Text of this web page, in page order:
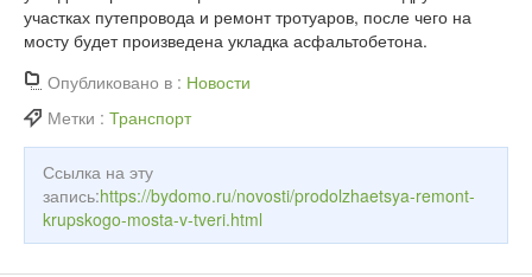
участках путепровода и ремонт тротуаров, после чего на
мосту будет произведена укладка асфальтобетона.
Опубликовано в : Новости
Метки : Транспорт
Ссылка на эту
запись:https://bydomo.ru/novosti/prodolzhaetsya-remont-
krupskogo-mosta-v-tveri.html